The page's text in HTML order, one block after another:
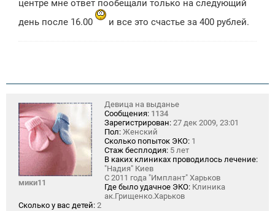
центре мне ответ пообещали только на следующий
день после 16.00
и все это счастье за 400 рублей.
мики11
Девица на выданье
Сообщения: 1134
Зарегистрирован: 27 дек 2009, 23:01
Пол: Женский
Сколько попыток ЭКО: 1
Стаж бесплодия: 5 лет
В каких клиниках проводилось лечение:
"Надия" Киев
С 2011 года "Имплант" Харьков
Где было удачное ЭКО: Клиника
ак.Грищенко.Харьков
Сколько у вас детей: 2